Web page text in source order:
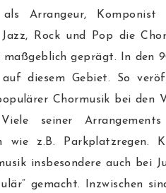
Arrangeur, Komponist
Rock und Pop die
maßgeblich geprägt. In den
diesem Gebiet. So
Chormusik bei den
seiner
wie z.B. Parkplatzregen.
insbesondere auch bei
gemacht. Inzwischen